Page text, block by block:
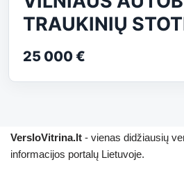
TRAUKINIŲ
25 000 €
VersloVitrina.lt - vienas didžiausių
informacijos portalų Lietuvoje.